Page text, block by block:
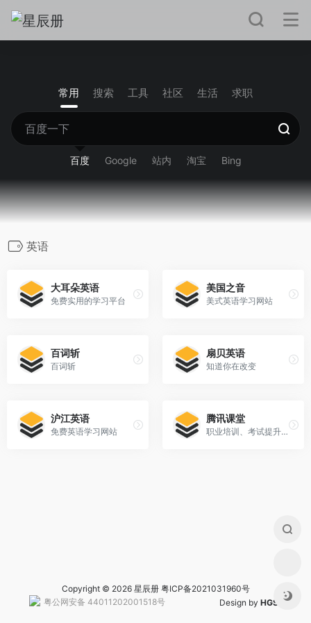
常用 搜索 工具 社区 生活 求职
百度 Google 站内 淘宝 Bing
英语
大耳朵英语
免费实用的学习平台
美国之音
美式英语学习网站
百词斩
百词斩
扇贝英语
知道你在改变
沪江英语
免费英语学习网站
腾讯课堂
职业培训、考试提升在线教育平台
Copyright © 2026 星辰册 粤ICP备2021031960号
粤公网安备 44011202001518号Design by HGS